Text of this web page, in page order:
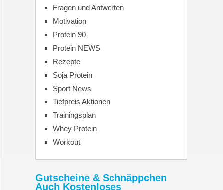
Fragen und Antworten
Motivation
Protein 90
Protein NEWS
Rezepte
Soja Protein
Sport News
Tiefpreis Aktionen
Trainingsplan
Whey Protein
Workout
Gutscheine & Schnäppchen
Auch Kostenloses